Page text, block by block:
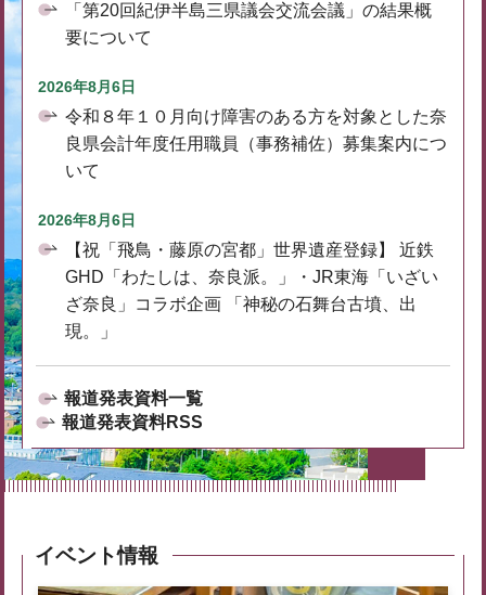
「第20回紀伊半島三県議会交流会議」の結果概
要について
2026年8月6日
令和８年１０月向け障害のある方を対象とした奈
良県会計年度任用職員（事務補佐）募集案内につ
いて
2026年8月6日
【祝「飛鳥・藤原の宮都」世界遺産登録】 近鉄
GHD「わたしは、奈良派。」・JR東海「いざい
ざ奈良」コラボ企画 「神秘の石舞台古墳、出
現。」
報道発表資料一覧
報道発表資料RSS
イベント情報